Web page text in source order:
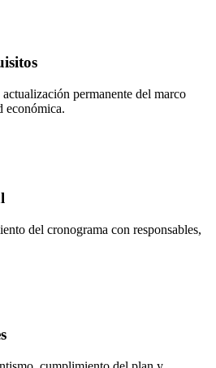
permanente del marco
económica.
del cronograma con responsables,